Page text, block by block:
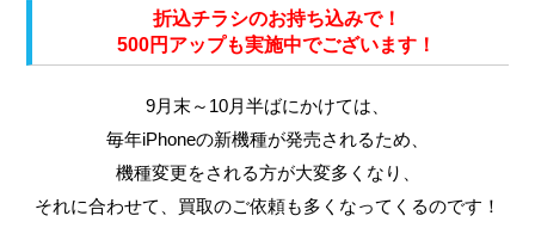
折込チラシのお持ち込みで！
500円アップも実施中でございます！
9月末～10月半ばにかけては、
毎年iPhoneの新機種が発売されるため、
機種変更をされる方が大変多くなり、
それに合わせて、買取のご依頼も多くなってくるのです！